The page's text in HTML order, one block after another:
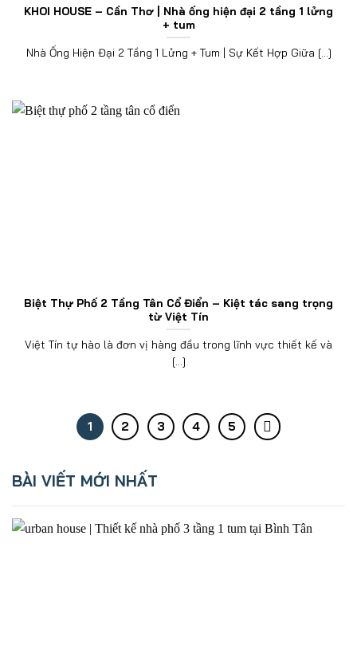
KHOI HOUSE – Cần Thơ | Nhà ống hiện đại 2 tầng 1 lửng
+ tum
Nhà Ống Hiện Đại 2 Tầng 1 Lửng + Tum | Sự Kết Hợp Giữa [...]
Biệt Thự Phố 2 Tầng Tân Cổ Điển – Kiệt tác sang trọng
từ Việt Tín
Việt Tín tự hào là đơn vị hàng đầu trong lĩnh vực thiết kế và
[...]
1 2 3 4 5
BÀI VIẾT MỚI NHẤT